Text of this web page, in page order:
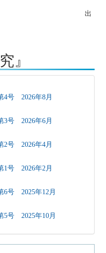
の訃 出
』
4号 2026年8月
3号 2026年6月
2号 2026年4月
1号 2026年2月
6号 2025年12月
5号 2025年10月